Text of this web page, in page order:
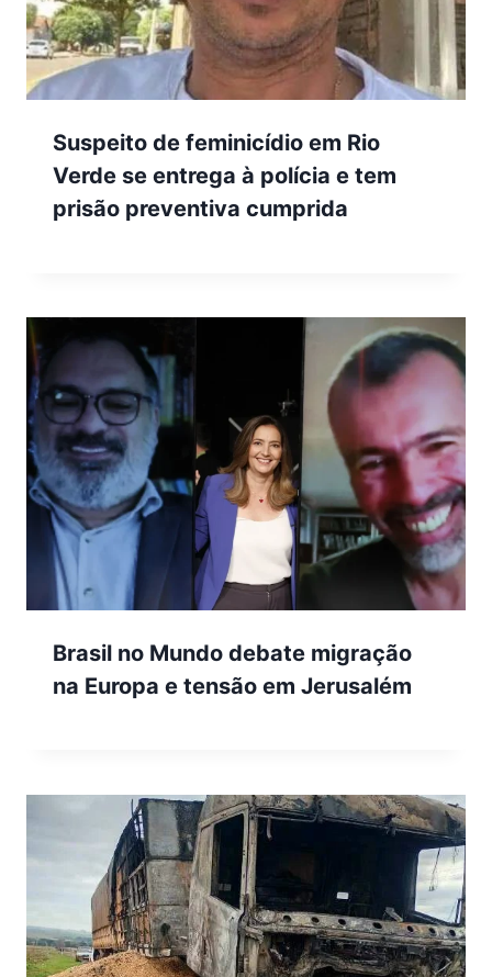
Suspeito de feminicídio em Rio
Verde se entrega à polícia e tem
prisão preventiva cumprida
Brasil no Mundo debate migração
na Europa e tensão em Jerusalém